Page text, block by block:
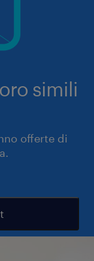
simili
offerte di